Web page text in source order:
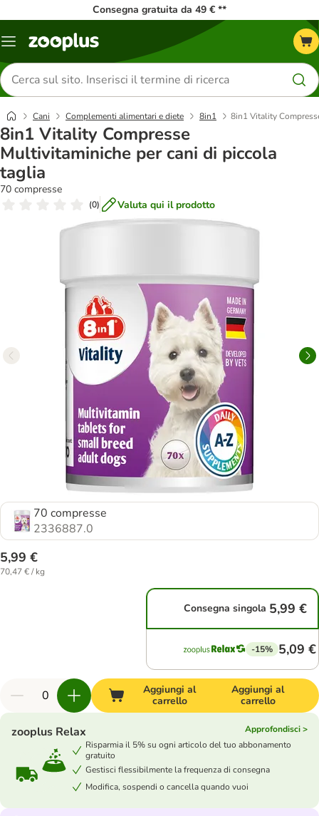
Consegna gratuita da 49 € **
Overview
Cerca
prodotti
Cani Complementi alimentari e diete 8in1 8in1 Vitality
8in1 Vitality Compresse
Multivitaminiche per cani di piccola
taglia
70 compresse
(0) Valuta qui il prodotto
70 compresse
2336887.0
5,99 €
70,47 € / kg
Consegna singola 5,99 €
-15% 5,09 €
Aggiungi al
carrello
Aggiungi al
carrello
zooplus Relax
Approfondisci >
Risparmia il 5% su ogni articolo del tuo abbonamento
gratuito
Gestisci flessibilmente la frequenza di consegna
Modifica, sospendi o cancella quando vuoi